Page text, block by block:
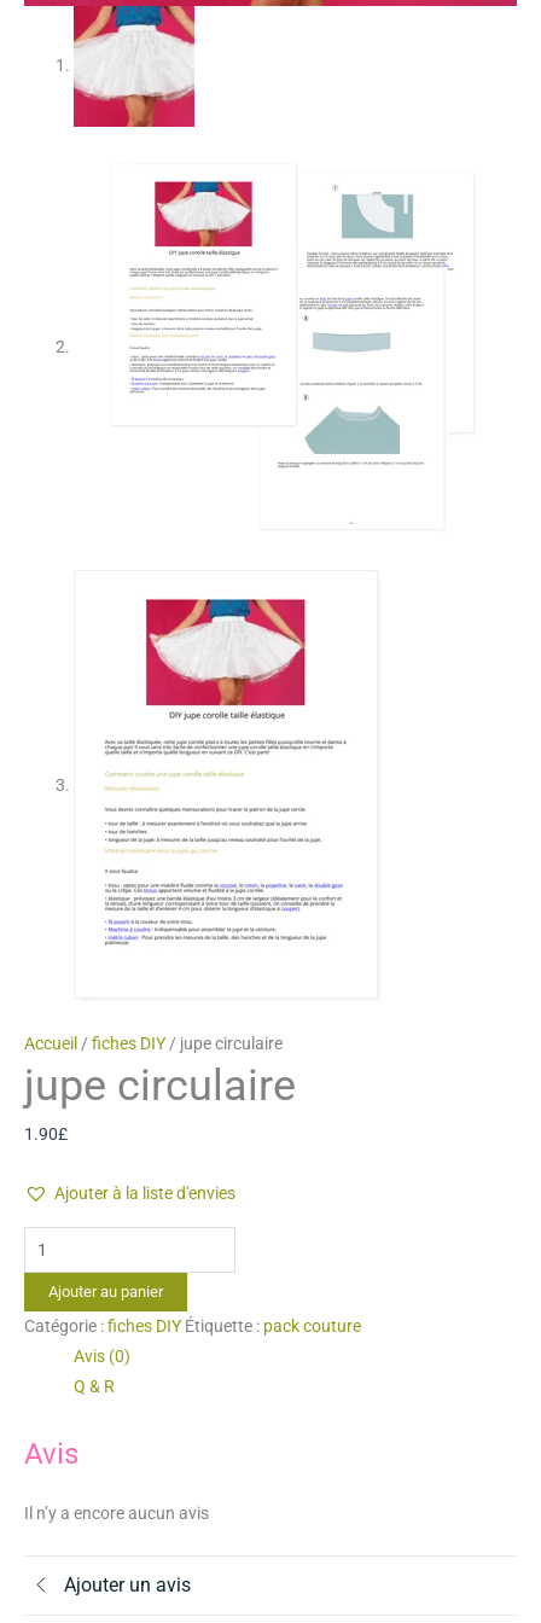
Accueil / fiches DIY / jupe circulaire
jupe circulaire
1.90£
Ajouter à la liste d'envies
quantité
de
jupe
circulaire
Ajouter au panier
Catégorie :fiches DIY Étiquette : pack couture
Avis (0)
Q & R
Avis
Il n’y a encore aucun avis
Ajouter un avis